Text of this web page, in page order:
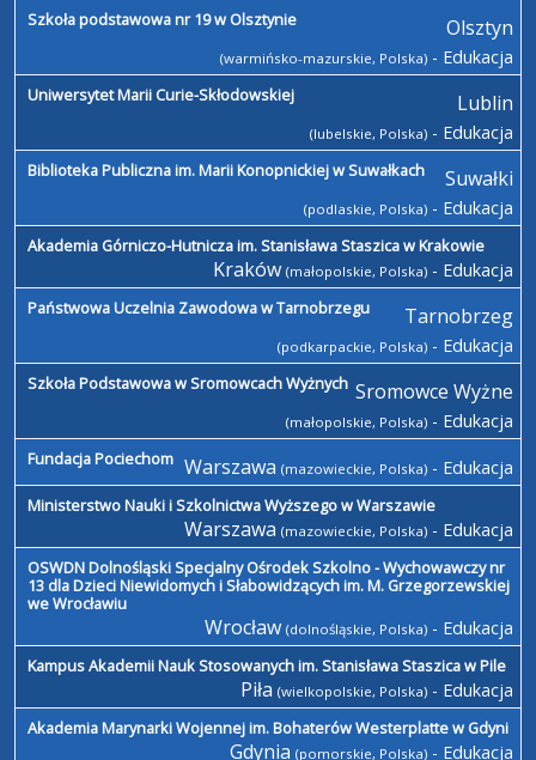
Szkoła podstawowa nr 19 w Olsztynie Olsztyn
(warmińsko-mazurskie, Polska)- Edukacja
Uniwersytet Marii Curie-Skłodowskiej Lublin
(lubelskie, Polska)- Edukacja
Biblioteka Publiczna im. Marii Konopnickiej w Suwałkach Suwałki
(podlaskie, Polska)- Edukacja
Akademia Górniczo-Hutnicza im. Stanisława Staszica w Krakowie
Kraków (małopolskie, Polska)- Edukacja
Państwowa Uczelnia Zawodowa w Tarnobrzegu Tarnobrzeg
(podkarpackie, Polska)- Edukacja
Szkoła Podstawowa w Sromowcach Wyżnych Sromowce Wyżne
(małopolskie, Polska)- Edukacja
Fundacja Pociechom Warszawa (mazowieckie, Polska)- Edukacja
Ministerstwo Nauki i Szkolnictwa Wyższego w Warszawie
Warszawa (mazowieckie, Polska)- Edukacja
OSWDN Dolnośląski Specjalny Ośrodek Szkolno - Wychowawczy nr
13 dla Dzieci Niewidomych i Słabowidzących im. M. Grzegorzewskiej
we Wrocławiu
Wrocław (dolnośląskie, Polska)- Edukacja
Kampus Akademii Nauk Stosowanych im. Stanisława Staszica w Pile
Piła (wielkopolskie, Polska)- Edukacja
Akademia Marynarki Wojennej im. Bohaterów Westerplatte w Gdyni
Gdynia (pomorskie, Polska)- Edukacja